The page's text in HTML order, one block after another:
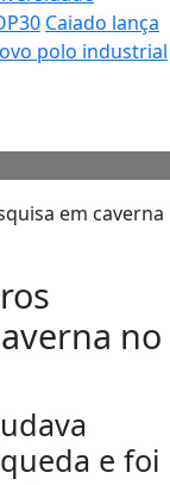
Caiado lança
polo industrial
no
e foi